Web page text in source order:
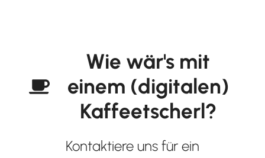
Wie wär's mit
einem (digitalen)
Kaffeetscherl?
Kontaktiere uns für ein